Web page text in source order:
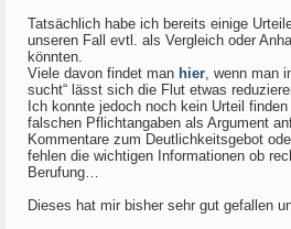
Tatsächlich habe ich bereits einige
unseren Fall evtl. als Vergleich oder
könnten.
Viele davon findet man hier, wenn man
sucht“ lässt sich die Flut etwas
Ich konnte jedoch noch kein Urteil
falschen Pflichtangaben als Argument
Kommentare zum Deutlichkeitsgebot
fehlen die wichtigen Informationen ob
Berufung…
Dieses hat mir bisher sehr gut gefallen